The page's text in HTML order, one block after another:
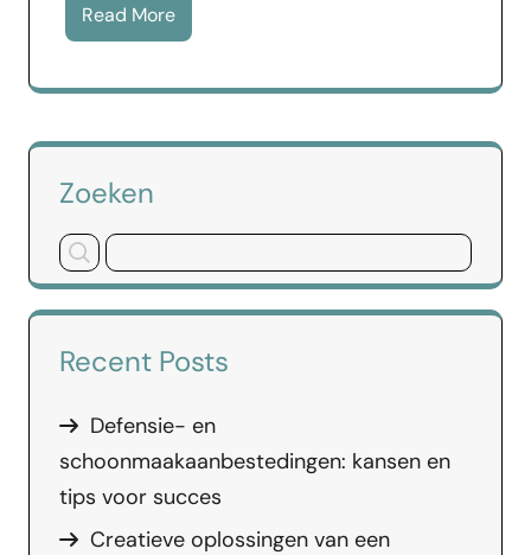
Read More
Zoeken
Recent Posts
Defensie- en
schoonmaakaanbestedingen: kansen en
tips voor succes
Creatieve oplossingen van een